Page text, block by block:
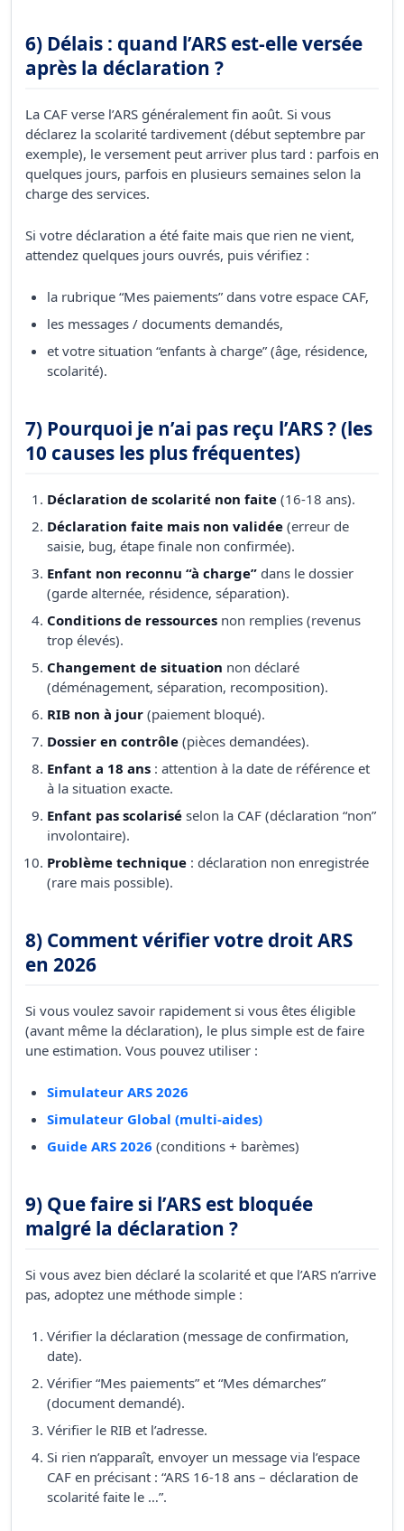
6) Délais : quand l’ARS est-elle versée
après la déclaration ?
La CAF verse l’ARS généralement fin août. Si vous
déclarez la scolarité tardivement (début septembre par
exemple), le versement peut arriver plus tard : parfois en
quelques jours, parfois en plusieurs semaines selon la
charge des services.
Si votre déclaration a été faite mais que rien ne vient,
attendez quelques jours ouvrés, puis vérifiez :
la rubrique “Mes paiements” dans votre espace CAF,
les messages / documents demandés,
et votre situation “enfants à charge” (âge, résidence,
scolarité).
7) Pourquoi je n’ai pas reçu l’ARS ? (les
10 causes les plus fréquentes)
Déclaration de scolarité non faite (16-18 ans).
Déclaration faite mais non validée (erreur de
saisie, bug, étape finale non confirmée).
Enfant non reconnu “à charge” dans le dossier
(garde alternée, résidence, séparation).
Conditions de ressources non remplies (revenus
trop élevés).
Changement de situation non déclaré
(déménagement, séparation, recomposition).
RIB non à jour (paiement bloqué).
Dossier en contrôle (pièces demandées).
Enfant a 18 ans : attention à la date de référence et
à la situation exacte.
Enfant pas scolarisé selon la CAF (déclaration “non”
involontaire).
Problème technique : déclaration non enregistrée
(rare mais possible).
8) Comment vérifier votre droit ARS
en 2026
Si vous voulez savoir rapidement si vous êtes éligible
(avant même la déclaration), le plus simple est de faire
une estimation. Vous pouvez utiliser :
Simulateur ARS 2026
Simulateur Global (multi-aides)
Guide ARS 2026 (conditions + barèmes)
9) Que faire si l’ARS est bloquée
malgré la déclaration ?
Si vous avez bien déclaré la scolarité et que l’ARS n’arrive
pas, adoptez une méthode simple :
Vérifier la déclaration (message de confirmation,
date).
Vérifier “Mes paiements” et “Mes démarches”
(document demandé).
Vérifier le RIB et l’adresse.
Si rien n’apparaît, envoyer un message via l’espace
CAF en précisant : “ARS 16-18 ans – déclaration de
scolarité faite le …”.